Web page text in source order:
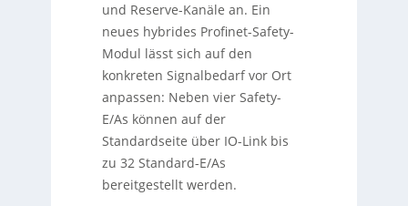
und Reserve-Kanäle an. Ein
neues hybrides Profinet-Safety-
Modul lässt sich auf den
konkreten Signalbedarf vor Ort
anpassen: Neben vier Safety-
E/As können auf der
Standardseite über IO-Link bis
zu 32 Standard-E/As
bereitgestellt werden.